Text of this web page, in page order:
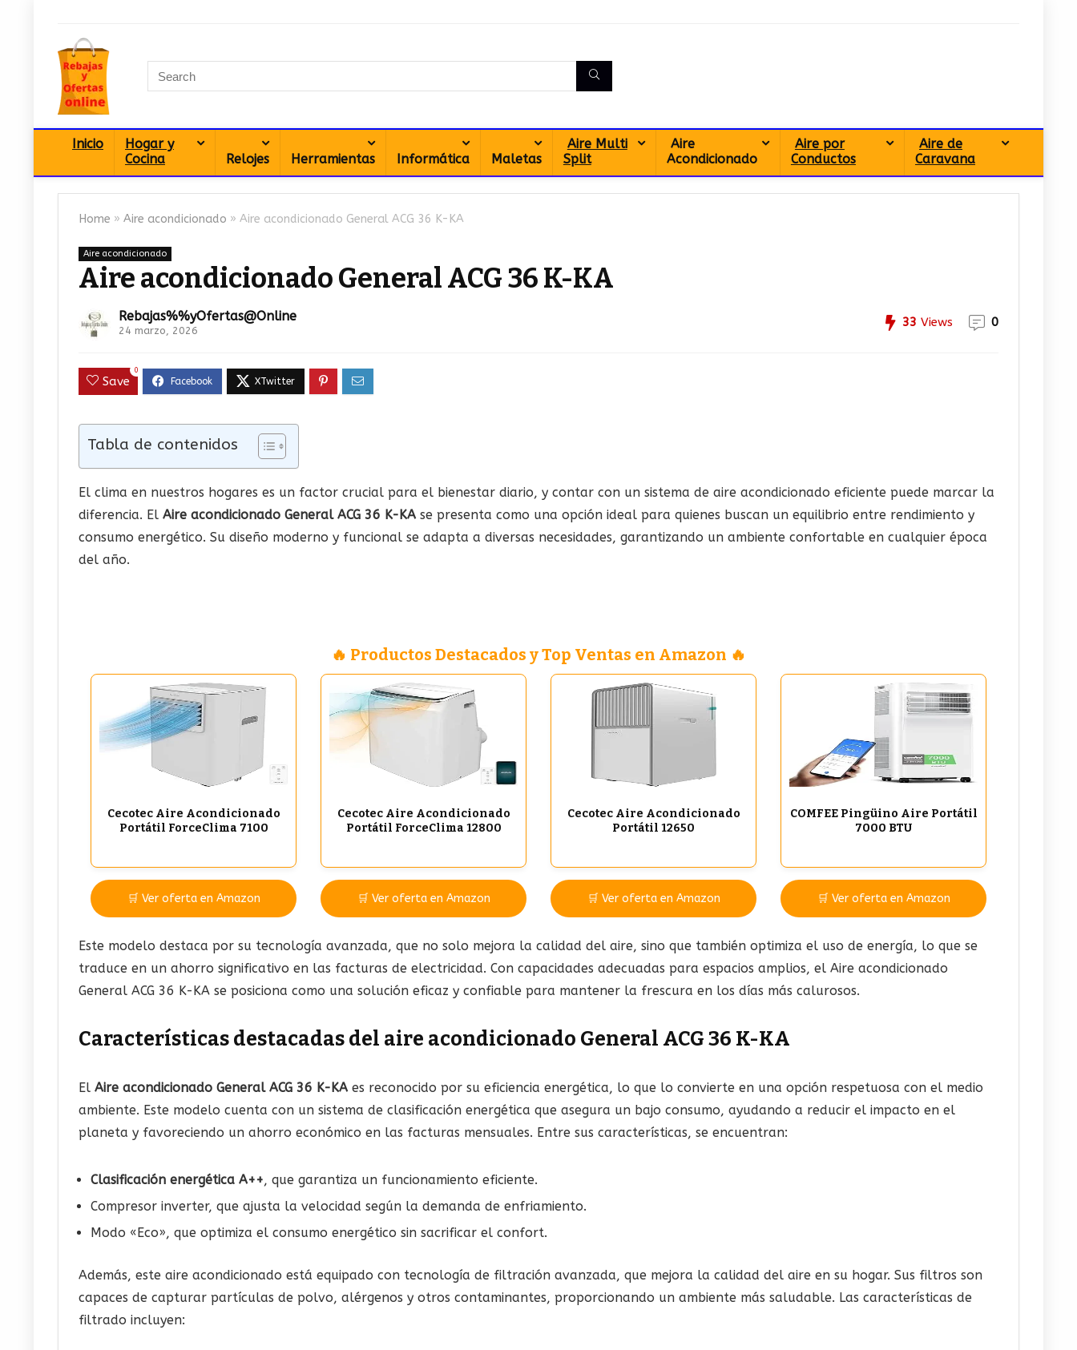
Inicio
Hogar y
Cocina
Relojes Herramientas Informática Maletas
Aire Multi
Split
Aire
Acondicionado
Aire por
Conductos
Aire de
Caravana
Home » Aire acondicionado » Aire acondicionado General ACG 36 K-KA
Aire acondicionado
Aire acondicionado General ACG 36 K-KA
Rebajas%%yOfertas@Online
24 marzo, 2026
33 Views 0
Save
0
Tabla de contenidos
El clima en nuestros hogares es un factor crucial para el bienestar diario, y contar con un sistema de aire acondicionado eficiente puede marcar la
diferencia. El Aire acondicionado General ACG 36 K-KAse presenta como una opción ideal para quienes buscan un equilibrio entre rendimiento y
consumo energético. Su diseño moderno y funcional se adapta a diversas necesidades, garantizando un ambiente confortable en cualquier época
del año.
🔥 Productos Destacados y Top Ventas en Amazon 🔥
Cecotec Aire Acondicionado
Portátil ForceClima 7100
🛒 Ver oferta en Amazon
Cecotec Aire Acondicionado
Portátil ForceClima 12800
🛒 Ver oferta en Amazon
Cecotec Aire Acondicionado
Portátil 12650
🛒 Ver oferta en Amazon
COMFEE Pingüino Aire Portátil
7000 BTU
🛒 Ver oferta en Amazon
Este modelo destaca por su tecnología avanzada, que no solo mejora la calidad del aire, sino que también optimiza el uso de energía, lo que se
traduce en un ahorro significativo en las facturas de electricidad. Con capacidades adecuadas para espacios amplios, el Aire acondicionado
General ACG 36 K-KA se posiciona como una solución eficaz y confiable para mantener la frescura en los días más calurosos.
Características destacadas del aire acondicionado General ACG 36 K-KA
El Aire acondicionado General ACG 36 K-KAes reconocido por su eficiencia energética, lo que lo convierte en una opción respetuosa con el medio
ambiente. Este modelo cuenta con un sistema de clasificación energética que asegura un bajo consumo, ayudando a reducir el impacto en el
planeta y favoreciendo un ahorro económico en las facturas mensuales. Entre sus características, se encuentran:
Clasificación energética A++, que garantiza un funcionamiento eficiente.
Compresor inverter, que ajusta la velocidad según la demanda de enfriamiento.
Modo «Eco», que optimiza el consumo energético sin sacrificar el confort.
Además, este aire acondicionado está equipado con tecnología de filtración avanzada, que mejora la calidad del aire en su hogar. Sus filtros son
capaces de capturar partículas de polvo, alérgenos y otros contaminantes, proporcionando un ambiente más saludable. Las características de
filtrado incluyen: